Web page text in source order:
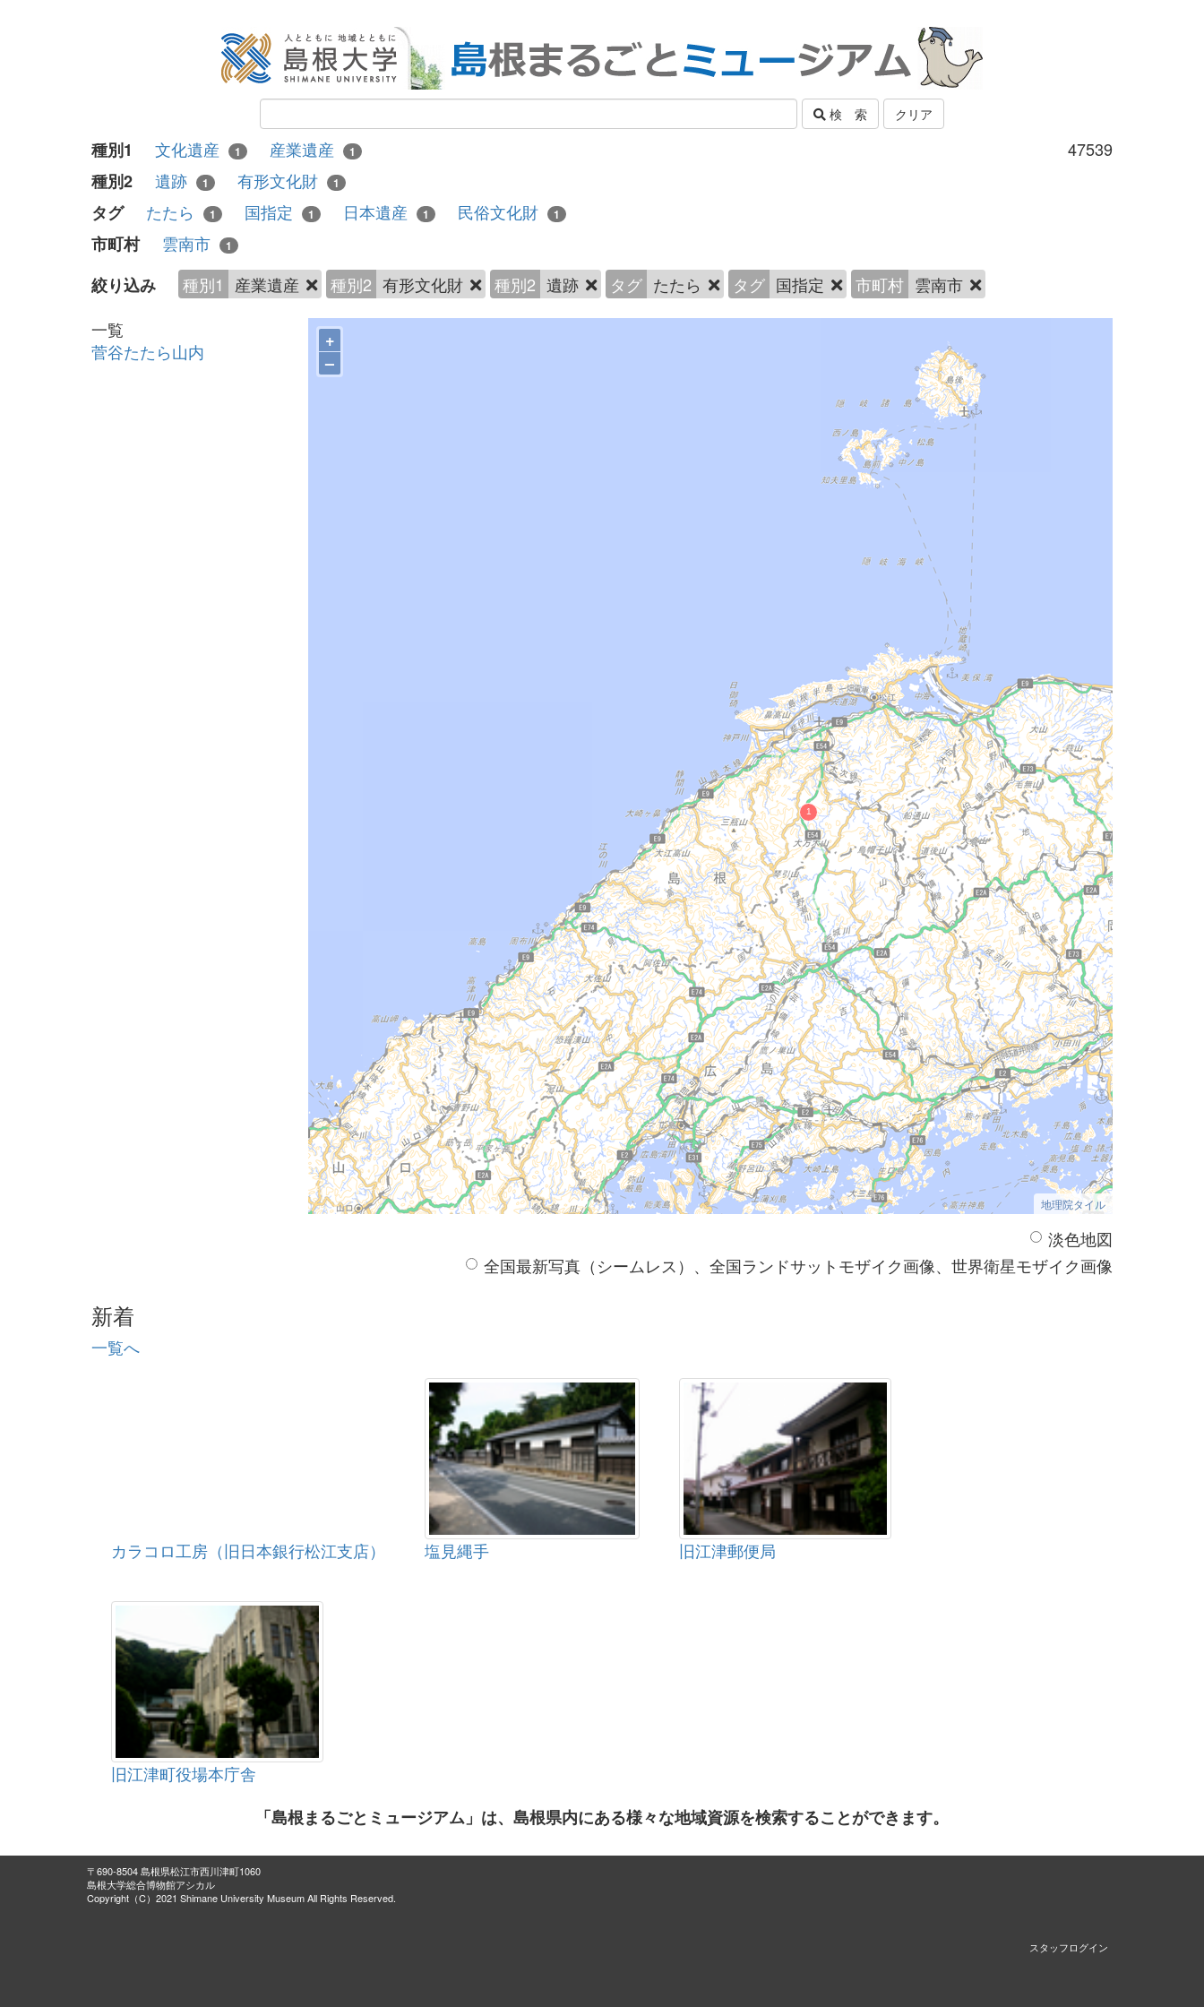
検 索 クリア
47539
種別1 文化遺産 1 産業遺産 1
種別2 遺跡 1 有形文化財 1
タグ たたら 1 国指定 1 日本遺産 1 民俗文化財 1
市町村 雲南市 1
絞り込み 種別1 産業遺産 種別2 有形文化財 種別2 遺跡 タグ たたら タグ 国指定 市町村 雲南市
一覧
菅谷たたら山内
+
–
地理院タイル
淡色地図
全国最新写真（シームレス）、全国ランドサットモザイク画像、世界衛星モザイク画像
新着
一覧へ
カラコロ工房（旧日本銀行松江支店） 塩見縄手 旧江津郵便局
旧江津町役場本庁舎
「島根まるごとミュージアム」は、島根県内にある様々な地域資源を検索することができます。
〒690-8504 島根県松江市西川津町1060
島根大学総合博物館アシカル
Copyright（C）2021 Shimane University Museum All Rights Reserved.
スタッフログイン